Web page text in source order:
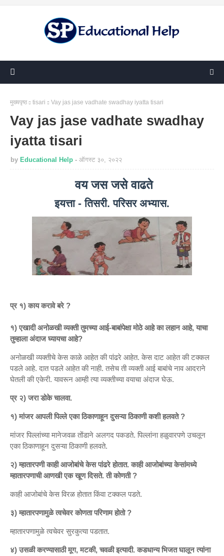
मुख्यपृष्ठ tisari Vay jas jase vadhate swadhay iyatta tisari
Vay jas jase vadhate swadhay
iyatta tisari
by Educational Help ऑगस्ट ३०, २०२२
वय जस जसे वाढते
इयत्ता - तिसरी. परिसर अभ्यास.
प्र १) काय करावे बरे ?
१) एखादी अनोळखी व्यक्ती तुमच्या आई-बाबांपेक्षा मोठे आहे का लहान आहे, याचा
तुम्हाला अंदाज घ्यायचा आहे?
अनोळखी व्यक्तीचे केस काळे आहेत की पांढरे आहेत. केस दाट आहेत की टक्कल
पडले आहे. दात पडले आहेत की नाही. तसेच ती व्यक्ती आई बाबांचे नाव आदराने
घेतली की एकेरी. यावरून आम्ही त्या व्यक्तीच्या वयाचा अंदाज घेऊ.
प्र २) जरा डोके चालवा.
१) मांजर आपली पिल्ले एका ठिकाणाहून दुसऱ्या ठिकाणी कशी हलवते ?
मांजर पिल्लांच्या मानेजवळ तोंडाने अलगद पकडते. पिल्लांना हळुवारपणे उचलून
एका ठिकाणाहून दुसऱ्या ठिकाणी हलवते.
२) म्हातारपणी काही आजोबांचे केस पांढरे होतात. काही आजोबांच्या केसांमध्ये
म्हातारपणाची आणखी एक खूण दिसते. ती कोणती ?
काही आजोबांचे केस विरळ होतात किंवा टक्कल पडते.
३) म्हातारपणामुळे त्वचेवर कोणता परिणाम होतो ?
म्हातारपणामुळे त्वचेवर सुरकुत्या पडतात.
४) उसळी करण्यासाठी मूग, मटकी, चवळी इत्यादी. कडधान्य भिजत घालून त्यांना